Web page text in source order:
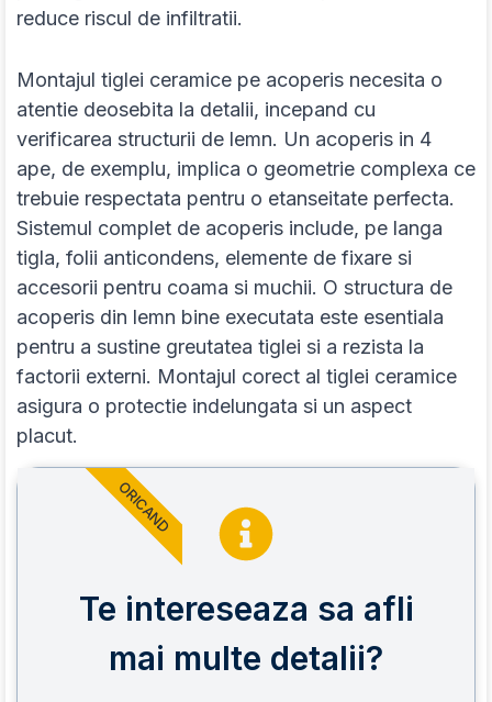
reduce riscul de infiltratii.
Montajul tiglei ceramice pe acoperis necesita o
atentie deosebita la detalii, incepand cu
verificarea structurii de lemn. Un acoperis in 4
ape, de exemplu, implica o geometrie complexa ce
trebuie respectata pentru o etanseitate perfecta.
Sistemul complet de acoperis include, pe langa
tigla, folii anticondens, elemente de fixare si
accesorii pentru coama si muchii. O structura de
acoperis din lemn bine executata este esentiala
pentru a sustine greutatea tiglei si a rezista la
factorii externi. Montajul corect al tiglei ceramice
asigura o protectie indelungata si un aspect
placut.
Te intereseaza sa afli
mai multe detalii?
ORICAND